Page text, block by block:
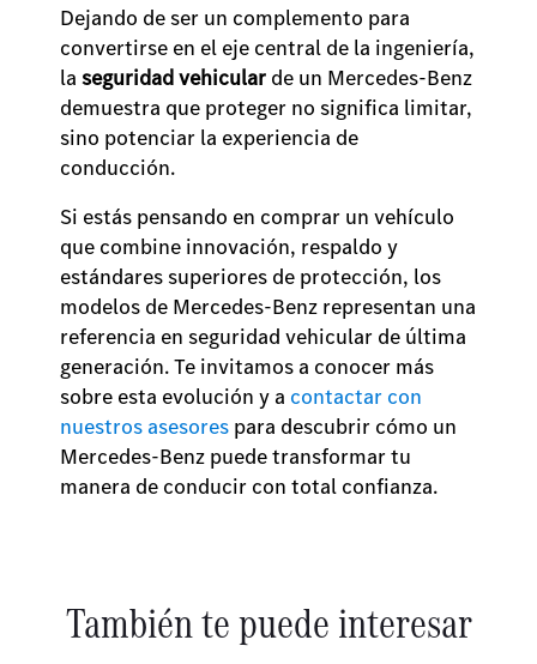
Dejando de ser un complemento para
convertirse en el eje central de la ingeniería,
la seguridad vehicular de un Mercedes-Benz
demuestra que proteger no significa limitar,
sino potenciar la experiencia de
conducción.
Si estás pensando en comprar un vehículo
que combine innovación, respaldo y
estándares superiores de protección, los
modelos de Mercedes-Benz representan una
referencia en seguridad vehicular de última
generación. Te invitamos a conocer más
sobre esta evolución y a contactar con
nuestros asesores para descubrir cómo un
Mercedes-Benz puede transformar tu
manera de conducir con total confianza.
También te puede interesar